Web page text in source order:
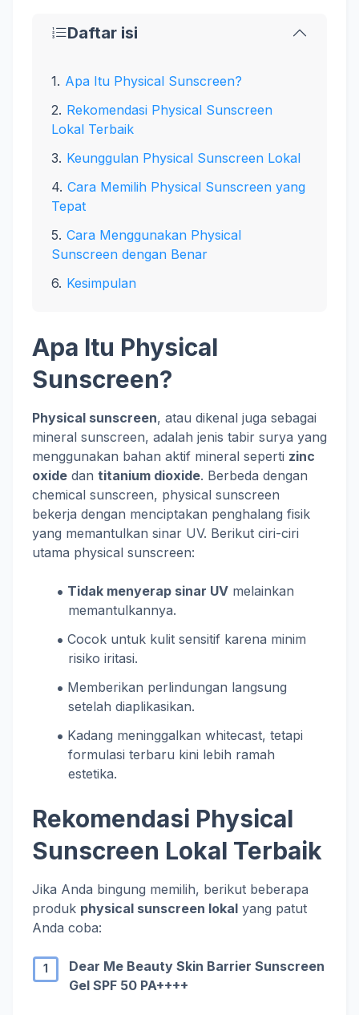
Daftar isi
Apa Itu Physical Sunscreen?
Rekomendasi Physical Sunscreen
Lokal Terbaik
Keunggulan Physical Sunscreen Lokal
Cara Memilih Physical Sunscreen yang
Tepat
Cara Menggunakan Physical
Sunscreen dengan Benar
Kesimpulan
Apa Itu Physical
Sunscreen?
Physical sunscreen, atau dikenal juga sebagai
mineral sunscreen, adalah jenis tabir surya yang
menggunakan bahan aktif mineral seperti zinc
oxide dan titanium dioxide. Berbeda dengan
chemical sunscreen, physical sunscreen
bekerja dengan menciptakan penghalang fisik
yang memantulkan sinar UV. Berikut ciri-ciri
utama physical sunscreen:
Tidak menyerap sinar UV melainkan
memantulkannya.
Cocok untuk kulit sensitif karena minim
risiko iritasi.
Memberikan perlindungan langsung
setelah diaplikasikan.
Kadang meninggalkan whitecast, tetapi
formulasi terbaru kini lebih ramah
estetika.
Rekomendasi Physical
Sunscreen Lokal Terbaik
Jika Anda bingung memilih, berikut beberapa
produk physical sunscreen lokal yang patut
Anda coba:
Dear Me Beauty Skin Barrier Sunscreen
Gel SPF 50 PA++++